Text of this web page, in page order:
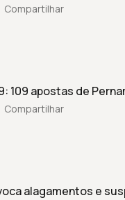
Compartilhar
109 apostas de
Compartilhar
alagamentos e